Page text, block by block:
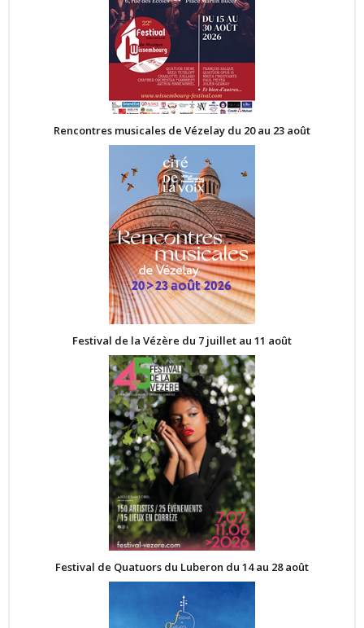
Rencontres musicales de Vézelay du 20 au 23 août
Festival de la Vézère du 7 juillet au 11 août
Festival de Quatuors du Luberon du 14 au 28 août